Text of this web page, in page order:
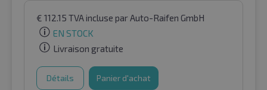
€ 112.15 TVA incluse par Auto-Raifen GmbH
EN STOCK
Livraison gratuite
Détails Panier d'achat